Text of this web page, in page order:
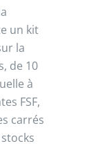
un kit
la
de 10
à
FSF,
carrés